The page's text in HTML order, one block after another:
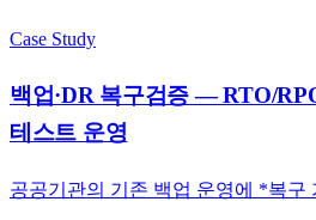
Case Study
백업·DR 복구검증 — RTO/
테스트 운영
공공기관의 기존 백업 운영에 *복구